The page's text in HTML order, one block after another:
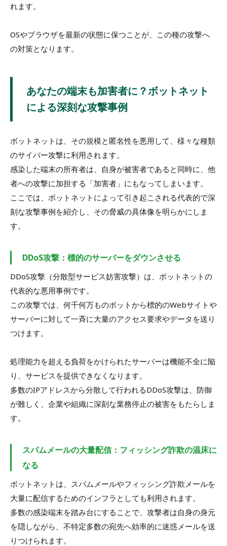
れます。
OSやブラウザを最新の状態に保つことが、この種の攻撃へ
の対策となります。
あなたの端末も加害者に？ボットネット
による深刻な攻撃事例
ボットネットは、その規模と匿名性を悪用して、様々な種類
のサイバー攻撃に利用されます。
感染した端末の所有者は、自身が被害者であると同時に、他
者への攻撃に加担する「加害者」にもなってしまいます。
ここでは、ボットネットによって引き起こされる代表的で深
刻な攻撃事例を紹介し、その脅威の具体像を明らかにしま
す。
DDoS攻撃：標的のサーバーをダウンさせる
DDoS攻撃（分散型サービス妨害攻撃）は、ボットネットの
代表的な悪用事例です。
この攻撃では、何千何万ものボットから標的のWebサイトや
サーバーに対して一斉に大量のアクセス要求やデータを送り
つけます。
処理能力を超える負荷をかけられたサーバーは機能不全に陥
り、サービスを提供できなくなります。
多数のIPアドレスから分散して行われるDDoS攻撃は、防御
が難しく、企業や組織に深刻な業務停止の被害をもたらしま
す。
スパムメールの大量配信：フィッシング詐欺の温床に
なる
ボットネットは、スパムメールやフィッシング詐欺メールを
大量に配信するためのインフラとしても利用されます。
多数の感染端末を踏み台にすることで、攻撃者は自身の身元
を隠しながら、不特定多数の宛先へ効率的に迷惑メールを送
りつけられます。